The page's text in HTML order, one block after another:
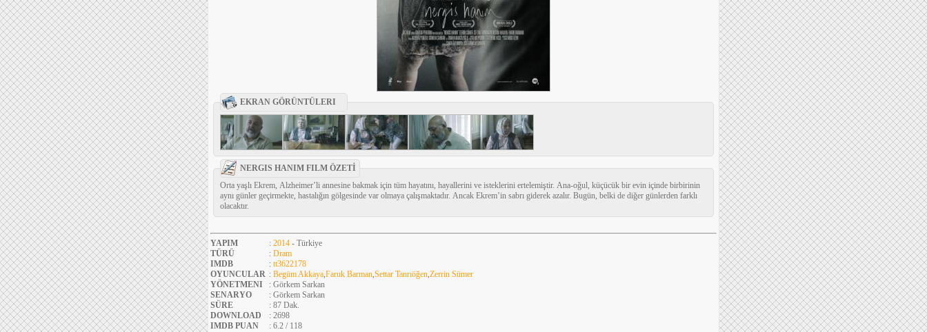
EKRAN GÖRÜNTÜLERI
NERGIS HANIM FILM ÖZETİ
Orta yaşlı Ekrem, Alzheimer’li annesine bakmak için tüm hayatını, hayallerini ve isteklerini ertelemiştir. Ana-oğul, küçücük bir evin içinde birbirinin
aynı günler geçirmekte, hastalığın gölgesinde var olmaya çalışmaktadır. Ancak Ekrem’in sabrı giderek azalır. Bugün, belki de diğer günlerden farklı
olacaktır.
YAPIM : 2014 - Türkiye
TÜRÜ
: Dram
IMDB
: tt3622178
OYUNCULAR : Begüm Akkaya,Faruk Barman,Settar Tanrıöğen,Zerrin Sümer
YÖNETMENI
: Görkem Sarkan
SENARYO
: Görkem Sarkan
SÜRE
: 87 Dak.
DOWNLOAD
: 2698
IMDB PUAN
: 6.2 / 118